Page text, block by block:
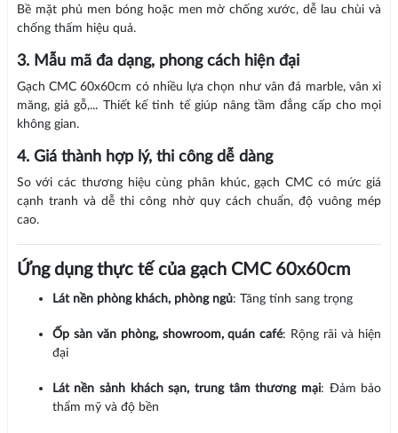
Bề mặt phủ men bóng hoặc men mờ chống xước, dễ lau chùi và
chống thấm hiệu quả.
3. Mẫu mã đa dạng, phong cách hiện đại
Gạch CMC 60x60cm có nhiều lựa chọn như vân đá marble, vân xi
măng, giả gỗ,... Thiết kế tinh tế giúp nâng tầm đẳng cấp cho mọi
không gian.
4. Giá thành hợp lý, thi công dễ dàng
So với các thương hiệu cùng phân khúc, gạch CMC có mức giá
cạnh tranh và dễ thi công nhờ quy cách chuẩn, độ vuông mép
cao.
Ứng dụng thực tế của gạch CMC 60x60cm
Lát nền phòng khách, phòng ngủ: Tăng tính sang trọng
Ốp sàn văn phòng, showroom, quán café: Rộng rãi và hiện
đại
Lát nền sảnh khách sạn, trung tâm thương mại: Đảm bảo
thẩm mỹ và độ bền